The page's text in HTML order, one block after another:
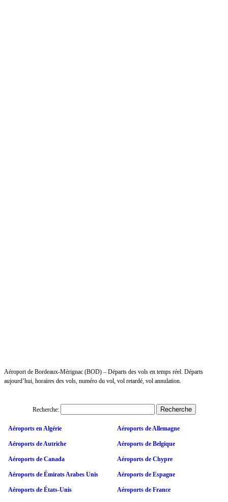
Aéroport de Bordeaux-Mérignac (BOD) – Départs des vols en temps réel. Départs
aujourd’hui, horaires des vols, numéro du vol, vol retardé, vol annulation.
Recherche:
Aéroports en Algérie Aéroports de Allemagne
Aéroports de Autriche Aéroports de Belgique
Aéroports de Canada Aéroports de Chypre
Aéroports de Émirats Arabes Unis Aéroports de Espagne
Aéroports de États-Unis Aéroports de France